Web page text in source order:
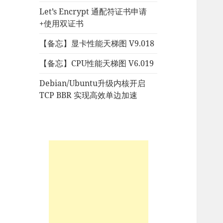
Let’s Encrypt 通配符证书申请
+使用双证书
【备忘】显卡性能天梯图 V9.018
【备忘】CPU性能天梯图 V6.019
Debian/Ubuntu升级内核开启
TCP BBR 实现高效单边加速